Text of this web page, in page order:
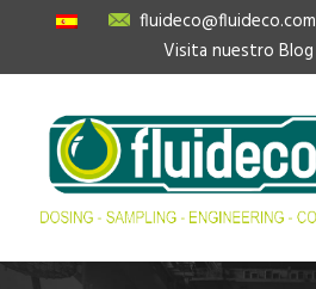
fluideco@fluideco.com
Visita nuestro Blog